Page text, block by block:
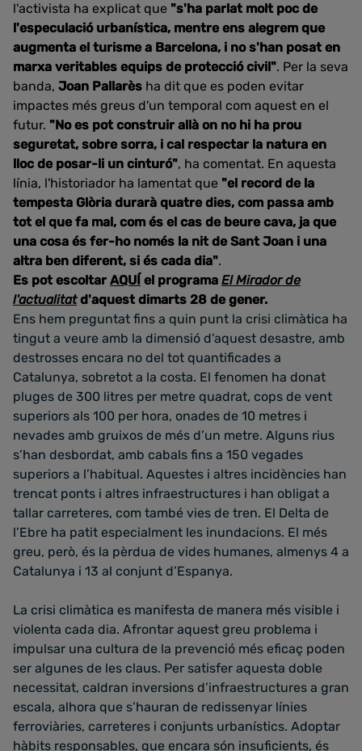
l'activista ha explicat que "s'ha parlat molt poc de
l'especulació urbanística, mentre ens alegrem que
augmenta el turisme a Barcelona, i no s'han posat en
marxa veritables equips de protecció civil". Per la seva
banda, Joan Pallarès ha dit que es poden evitar
impactes més greus d'un temporal com aquest en el
futur. "No es pot construir allà on no hi ha prou
seguretat, sobre sorra, i cal respectar la natura en
lloc de posar-li un cinturó", ha comentat. En aquesta
línia, l'historiador ha lamentat que "el record de la
tempesta Glòria durarà quatre dies, com passa amb
tot el que fa mal, com és el cas de beure cava, ja que
una cosa és fer-ho només la nit de Sant Joan i una
altra ben diferent, si és cada dia".
Es pot escoltar AQUÍ el programa El Mirador de
l'actualitatd'aquest dimarts 28 de gener.
Ens hem preguntat fins a quin punt la crisi climàtica ha
tingut a veure amb la dimensió d’aquest desastre, amb
destrosses encara no del tot quantificades a
Catalunya, sobretot a la costa. El fenomen ha donat
pluges de 300 litres per metre quadrat, cops de vent
superiors als 100 per hora, onades de 10 metres i
nevades amb gruixos de més d’un metre. Alguns rius
s’han desbordat, amb cabals fins a 150 vegades
superiors a l’habitual. Aquestes i altres incidències han
trencat ponts i altres infraestructures i han obligat a
tallar carreteres, com també vies de tren. El Delta de
l’Ebre ha patit especialment les inundacions. El més
greu, però, és la pèrdua de vides humanes, almenys 4 a
Catalunya i 13 al conjunt d’Espanya.
La crisi climàtica es manifesta de manera més visible i
violenta cada dia. Afrontar aquest greu problema i
impulsar una cultura de la prevenció més eficaç poden
ser algunes de les claus. Per satisfer aquesta doble
necessitat, caldran inversions d’infraestructures a gran
escala, alhora que s’hauran de redissenyar línies
ferroviàries, carreteres i conjunts urbanístics. Adoptar
hàbits responsables, que encara són insuficients, és